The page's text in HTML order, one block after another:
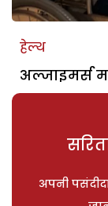
हेल्थ
अल्जाइमर्स
अपनी